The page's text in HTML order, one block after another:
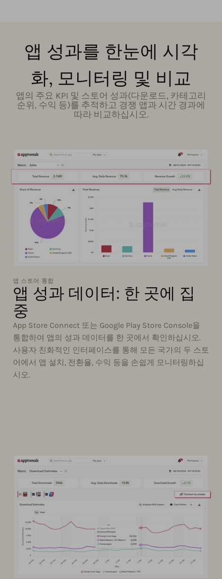
앱 성과를 한눈에 시각
화, 모니터링 및 비교
앱의 주요 KPI 및 스토어 성과(다운로드, 카테고리
순위, 수익 등)를 추적하고 경쟁 앱과 시간 경과에
따라 비교하십시오.
앱 스토어 통합
앱 성과 데이터: 한 곳에 집
중
App Store Connect 또는 Google Play Store Console을
통합하여 앱의 성과 데이터를 한 곳에서 확인하십시오.
사용자 친화적인 인터페이스를 통해 모든 국가의 두 스토
어에서 앱 설치, 전환율, 수익 등을 손쉽게 모니터링하십
시오.